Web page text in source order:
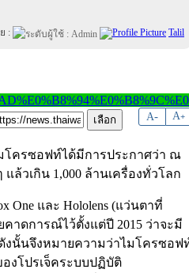
:
Talil
A- A+
โครซอฟท์ได้มีการประกาศว่า ณ
ล้วเกิน 1,000 ล้านเครื่องทั่วโลก
และ Hololens (แว่นตาที่
าดการณ์ไว้ตั้งแต่ปี 2015 ว่าจะมี
ดังนั้นจึงหมายความว่าไมโครซอฟ
งโปรเจ็คระบบปฏิบัติ